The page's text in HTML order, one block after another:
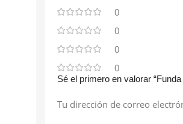
0
0
0
0
Sé el primero en valorar
Tu dirección de correo